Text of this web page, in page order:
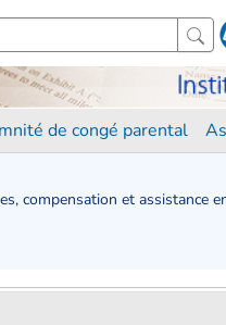
de congé parental
compensation et assistance